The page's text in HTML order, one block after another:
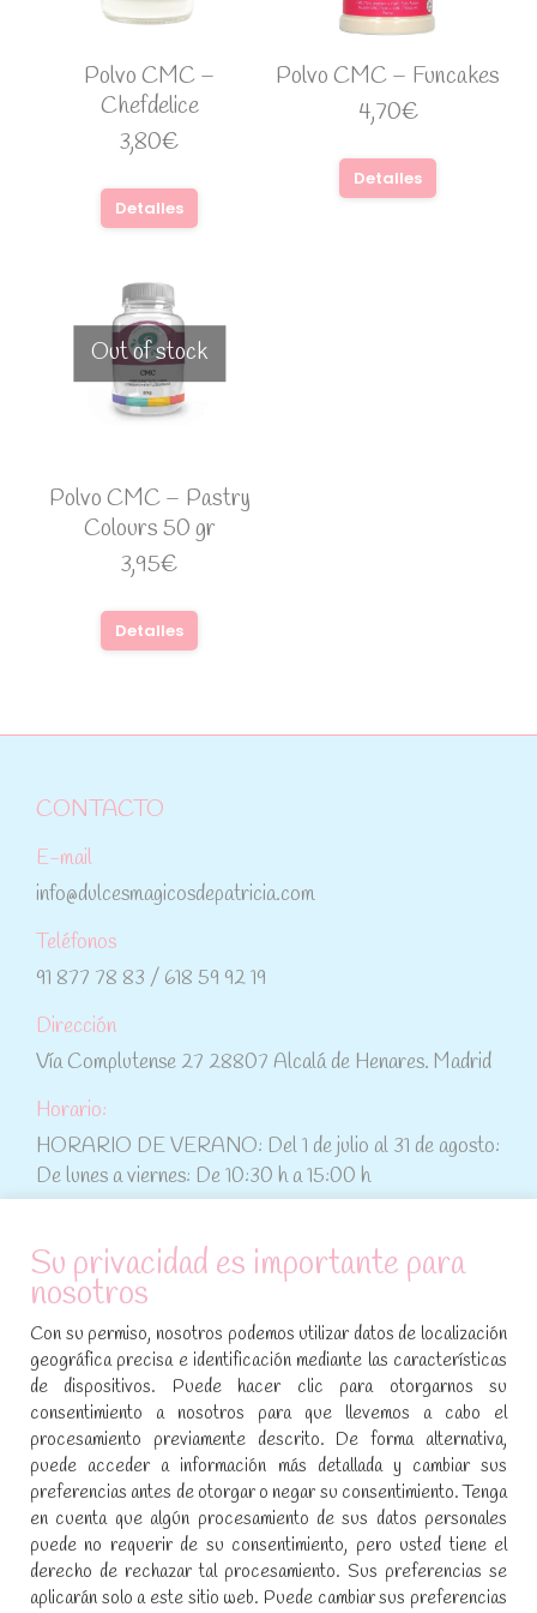
Polvo CMC –
Chefdelice
3,80€
Detalles
Polvo CMC – Funcakes
4,70€
Detalles
Out of stock
Polvo CMC – Pastry
Colours 50 gr
3,95€
Detalles
CONTACTO
E-mail
info@dulcesmagicosdepatricia.com
Teléfonos
91 877 78 83 / 618 59 92 19
Dirección
Vía Complutense 27 28807 Alcalá de Henares. Madrid
Horario:
HORARIO DE VERANO: Del 1 de julio al 31 de agosto:
De lunes a viernes: De 10:30 h a 15:00 h
ATENCIÓN AL CLIENTE
Condiciones de compra
Aviso legal y política de privacidad
Política de cookies
SÍGUENOS EN REDES SOCIALES
Encuéntranos en:
Facebook
page
opens
YouTube
page
opens
Instagram
page
opens
No te pierdas las promociones y novedades, suscríbete a
Su privacidad es importante para
nosotros
Con su permiso, nosotros podemos utilizar datos de localización
geográfica precisa e identificación mediante las características
de dispositivos. Puede hacer clic para otorgarnos su
consentimiento a nosotros para que llevemos a cabo el
procesamiento previamente descrito. De forma alternativa,
puede acceder a información más detallada y cambiar sus
preferencias antes de otorgar o negar su consentimiento. Tenga
en cuenta que algún procesamiento de sus datos personales
puede no requerir de su consentimiento, pero usted tiene el
derecho de rechazar tal procesamiento. Sus preferencias se
aplicarán solo a este sitio web. Puede cambiar sus preferencias